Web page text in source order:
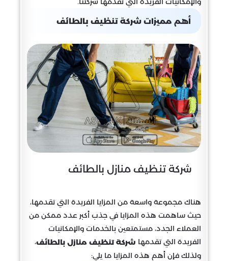
أهم مميزات شركة تنظيف بالطائف
شركة تنظيف منازل بالطائف
هناك مجموعة واسعة من المزايا الفريدة التي تقدمها،
حيث ساهمت هذه المزايا في جذب أكبر عدد ممكن من
العملاء الجدد، مستمتعين بالخدمات والإمكانيات
الفريدة التي تقدمها شركة تنظيف منازل بالطائف،
ولذلك فإن أهم هذه المزايا ما يلي: